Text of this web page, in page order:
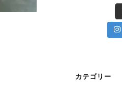
カテゴリー